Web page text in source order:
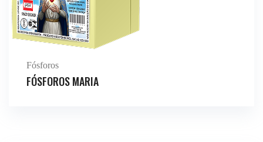
Fósforos
FÓSFOROS MARIA